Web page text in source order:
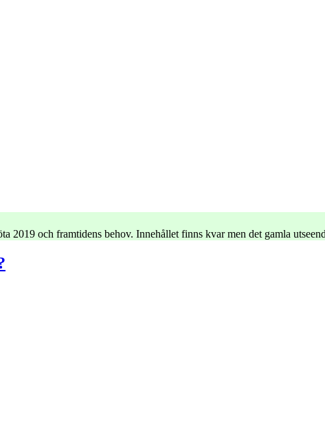
2019 och framtidens behov. Innehållet finns kvar men det gamla